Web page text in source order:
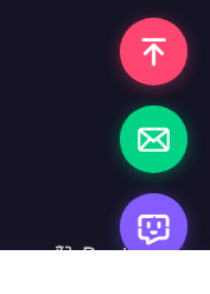
Deutsch